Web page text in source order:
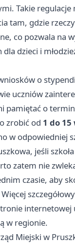
Takie regulacje
tam, gdzie
co pozwala na
dla dzieci i
o
uczniów
pamiętać o
zrobić od 1 do 15
w odpowiedniej
jeśli
zatem nie
czasie, aby
w regionie.
Miejski w